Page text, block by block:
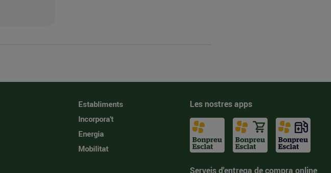
Establiments
Incorpora't
Energia
Mobilitat
Les nostres apps
Serveis d'entrega de compra online